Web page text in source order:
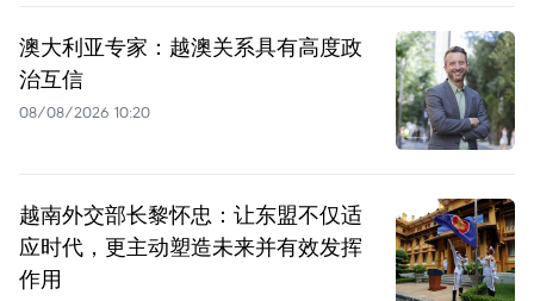
澳大利亚专家：越澳关系具有高度政
治互信
08/08/2026 10:20
越南外交部长黎怀忠：让东盟不仅适
应时代，更主动塑造未来并有效发挥
作用